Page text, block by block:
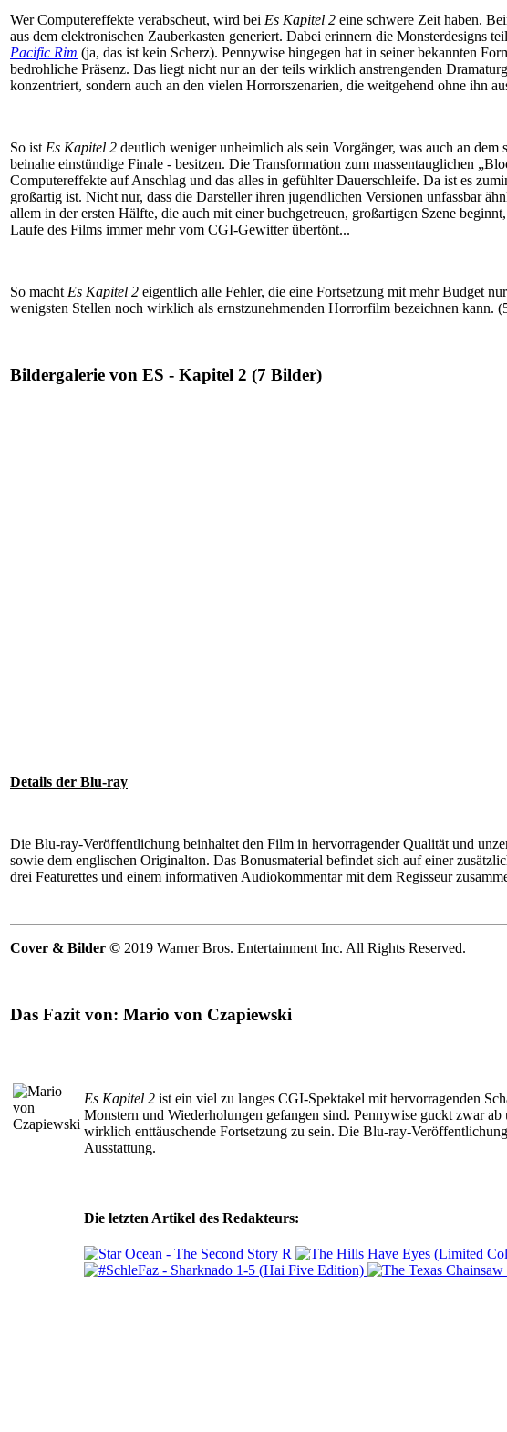
Wer Computereffekte verabscheut, wird bei Es Kapitel 2 eine schwere Zeit haben.
aus dem elektronischen Zauberkasten generiert. Dabei erinnern die Monsterdesigns
Pacific Rim (ja, das ist kein Scherz). Pennywise hingegen hat in seiner bekannten
bedrohliche Präsenz. Das liegt nicht nur an der teils wirklich anstrengenden
konzentriert, sondern auch an den vielen Horrorszenarien, die weitgehend ohne ihn
So ist Es Kapitel 2 deutlich weniger unheimlich als sein Vorgänger, was auch an
beinahe einstündige Finale - besitzen. Die Transformation zum massentauglichen
Computereffekte auf Anschlag und das alles in gefühlter Dauerschleife. Da ist es
großartig ist. Nicht nur, dass die Darsteller ihren jugendlichen Versionen unfassbar
allem in der ersten Hälfte, die auch mit einer buchgetreuen, großartigen Szene
Laufe des Films immer mehr vom CGI-Gewitter übertönt...
So macht Es Kapitel 2 eigentlich alle Fehler, die eine Fortsetzung mit mehr Budget
wenigsten Stellen noch wirklich als ernstzunehmenden Horrorfilm bezeichnen kann.
Bildergalerie von ES - Kapitel 2 (7 Bilder)
Details der Blu-ray
Die Blu-ray-Veröffentlichung beinhaltet den Film in hervorragender Qualität und
sowie dem englischen Originalton. Das Bonusmaterial befindet sich auf einer
drei Featurettes und einem informativen Audiokommentar mit dem Regisseur
Cover & Bilder © 2019 Warner Bros. Entertainment Inc. All Rights Reserved.
Das Fazit von: Mario von Czapiewski
Es Kapitel 2 ist ein viel zu langes CGI-Spektakel mit hervorragenden
Monstern und Wiederholungen gefangen sind. Pennywise guckt zwar
wirklich enttäuschende Fortsetzung zu sein. Die Blu-ray-
Ausstattung.
Die letzten Artikel des Redakteurs: